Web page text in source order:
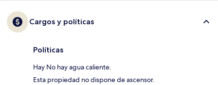
Cargos y políticas
Políticas
Hay No hay agua caliente.
Esta propiedad no dispone de ascensor.